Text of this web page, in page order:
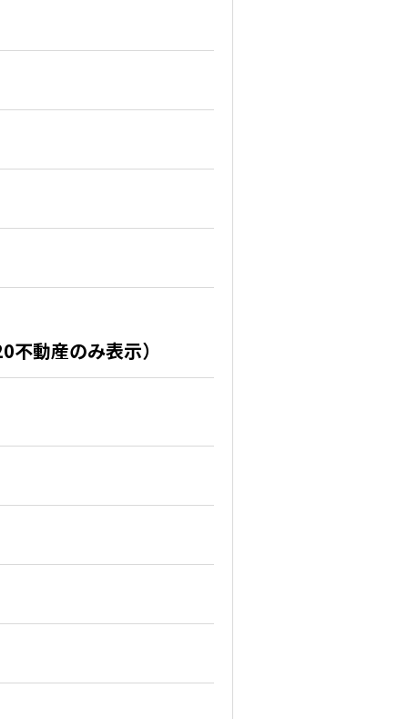
動産のみ表示）